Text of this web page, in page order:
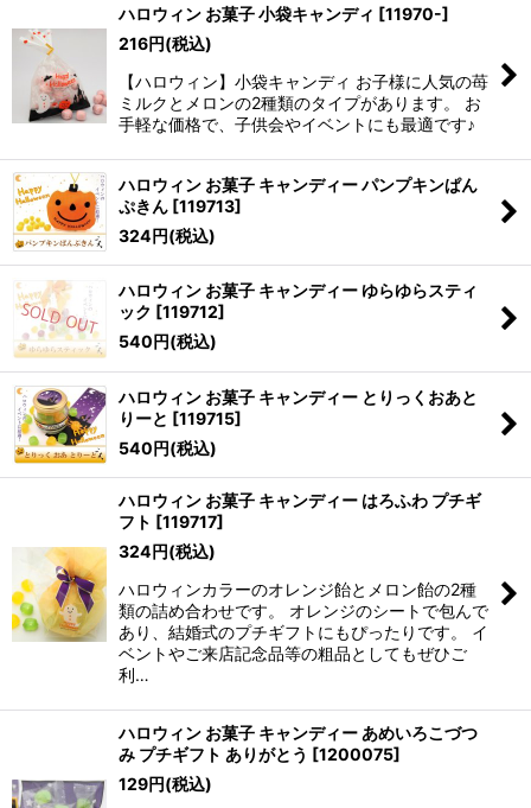
ハロウィン お菓子 小袋キャンディ [11970-]
216円(税込)
【ハロウィン】小袋キャンディ お子様に人気の苺
ミルクとメロンの2種類のタイプがあります。 お
手軽な価格で、子供会やイベントにも最適です♪
ハロウィン お菓子 キャンディー パンプキンぱん
ぷきん [119713]
324円(税込)
ハロウィン お菓子 キャンディー ゆらゆらスティ
ック [119712]
540円(税込)
ハロウィン お菓子 キャンディー とりっくおあと
りーと [119715]
540円(税込)
ハロウィン お菓子 キャンディー はろふわ プチギ
フト [119717]
324円(税込)
ハロウィンカラーのオレンジ飴とメロン飴の2種
類の詰め合わせです。 オレンジのシートで包んで
あり、結婚式のプチギフトにもぴったりです。 イ
ベントやご来店記念品等の粗品としてもぜひご
利…
ハロウィン お菓子 キャンディー あめいろこづつ
み プチギフト ありがとう [1200075]
129円(税込)